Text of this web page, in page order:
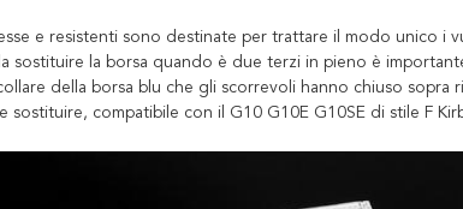
e resistenti sono destinate per trattare il modo unico i
sostituire la borsa quando è due terzi in pieno è
della borsa blu che gli scorrevoli hanno chiuso sopra
sostituire, compatibile con il G10 G10E G10SE di stile F